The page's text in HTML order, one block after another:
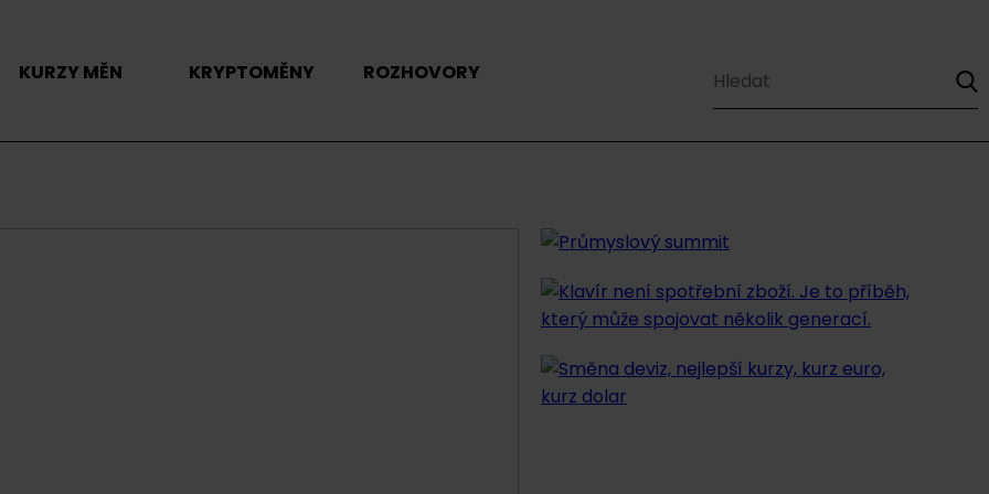
KURZY MĚN KRYPTOMĚNY ROZHOVORY